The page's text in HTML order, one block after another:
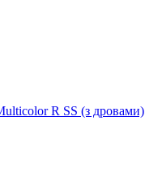
R SS (з дровами)